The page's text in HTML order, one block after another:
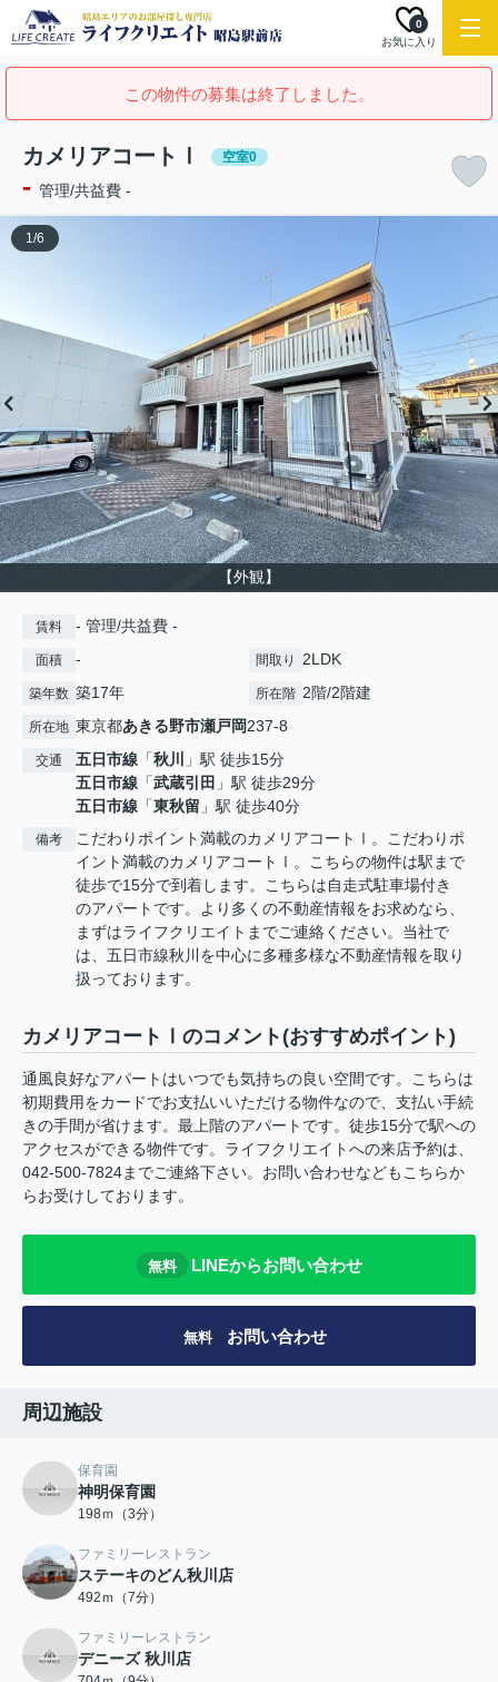
お気に入り
0
この物件の募集は終了しました。
カメリアコートⅠ 空室0
- 管理/共益費 -
【外観】
1/6
賃料 - 管理/共益費 -
面積 - 間取り 2LDK
築年数 築17年 所在階 2階/2階建
所在地 東京都あきる野市瀬戸岡237-8
交通 五日市線 「秋川
」駅 徒歩15分
五日市線 「武蔵引田 」駅 徒歩29分
五日市線 「東秋留 」駅 徒歩40分
備考
こだわりポイント満載のカメリアコートⅠ。こだわりポ
イント満載のカメリアコートⅠ。こちらの物件は駅まで
徒歩で15分で到着します。こちらは自走式駐車場付き
のアパートです。より多くの不動産情報をお求めなら、
まずはライフクリエイトまでご連絡ください。当社で
は、五日市線秋川を中心に多種多様な不動産情報を取り
扱っております。
カメリアコートⅠのコメント(おすすめポイント)
通風良好なアパートはいつでも気持ちの良い空間です。こちらは
初期費用をカードでお支払いいただける物件なので、支払い手続
きの手間が省けます。最上階のアパートです。徒歩15分で駅への
アクセスができる物件です。ライフクリエイトへの来店予約は、
042-500-7824までご連絡下さい。お問い合わせなどもこちらか
らお受けしております。
無料 LINEからお問い合わせ
無料 お問い合わせ
周辺施設
保育園
神明保育園
198ｍ（3分）
ファミリーレストラン
ステーキのどん秋川店
492ｍ（7分）
ファミリーレストラン
デニーズ 秋川店